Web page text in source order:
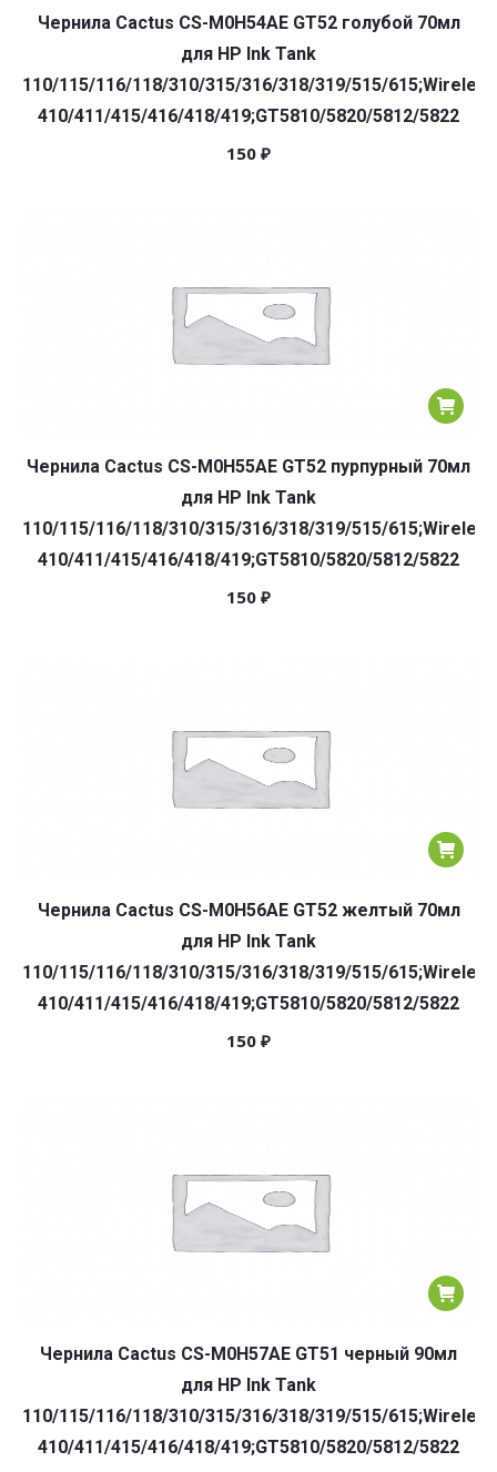
Чернила Cactus CS-M0H54AE GT52 голубой 70мл
для HP Ink Tank
110/115/116/118/310/315/316/318/319/515/615;Wireless
410/411/415/416/418/419;GT5810/5820/5812/5822
150 ₽
Чернила Cactus CS-M0H55AE GT52 пурпурный 70мл
для HP Ink Tank
110/115/116/118/310/315/316/318/319/515/615;Wireless
410/411/415/416/418/419;GT5810/5820/5812/5822
150 ₽
Чернила Cactus CS-M0H56AE GT52 желтый 70мл
для HP Ink Tank
110/115/116/118/310/315/316/318/319/515/615;Wireless
410/411/415/416/418/419;GT5810/5820/5812/5822
150 ₽
Чернила Cactus CS-M0H57AE GT51 черный 90мл
для HP Ink Tank
110/115/116/118/310/315/316/318/319/515/615;Wireless
410/411/415/416/418/419;GT5810/5820/5812/5822